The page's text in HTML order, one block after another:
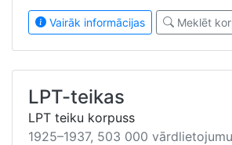
Vairāk informācijas Meklēt
LPT-teikas
LPT teiku korpuss
1925–1937, 503 000